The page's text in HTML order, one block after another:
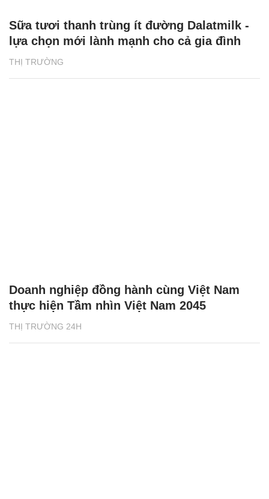
THỊ TRƯỜNG
Sữa tươi thanh trùng ít đường Dalatmilk -
lựa chọn mới lành mạnh cho cả gia đình
THỊ TRƯỜNG 24H
Doanh nghiệp đồng hành cùng Việt Nam
thực hiện Tầm nhìn Việt Nam 2045